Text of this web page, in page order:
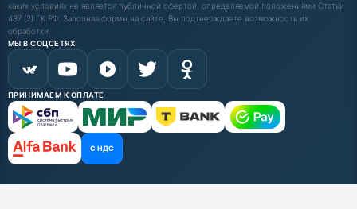
каких условиях не является публичной офертой, определяемой положениями Статьи
437 (2) ГК РФ. Заполняя формы на сайте, Вы подтверждаете возможность их
обработки.
МЫ В СОЦСЕТЯХ
ПРИНИМАЕМ К ОПЛАТЕ
С НДС